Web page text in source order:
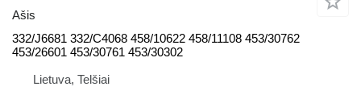
Ašis
332/J6681 332/C4068 458/10622 458/11108 453/30762
453/26601 453/30761 453/30302
Lietuva, Telšiai